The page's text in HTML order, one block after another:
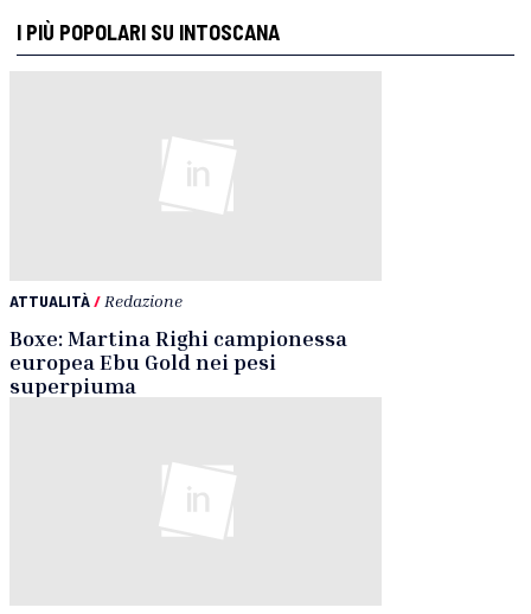
I PIÙ POPOLARI SU INTOSCANA
ATTUALITÀ/ Redazione
Boxe: Martina Righi campionessa
europea Ebu Gold nei pesi
superpiuma